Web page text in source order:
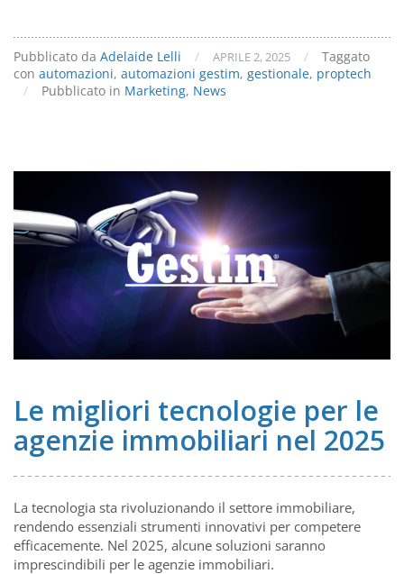
Pubblicato da Adelaide Lelli / APRILE 2, 2025 /
Taggato
con automazioni, automazioni gestim, gestionale, proptech
/
Pubblicato in Marketing, News
Le migliori tecnologie per le
agenzie immobiliari nel 2025
La tecnologia sta rivoluzionando il settore immobiliare,
rendendo essenziali strumenti innovativi per competere
efficacemente. Nel 2025, alcune soluzioni saranno
imprescindibili per le agenzie immobiliari.